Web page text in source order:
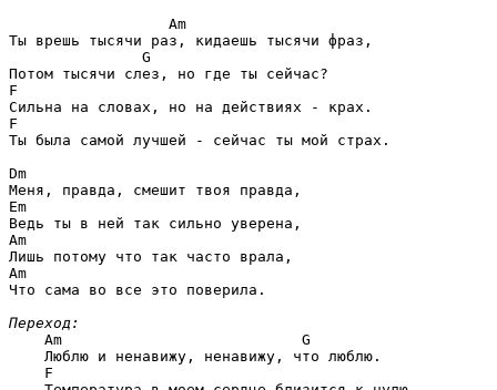
Am
Ты врешь тысячи раз, кидаешь тысячи фраз,
G
F
F
Ты была самой лучшей - сейчас ты мой страх.
Dm
Em
Am
Am
Что сама во все это поверила.
Переход:
Am                           G
    Люблю и ненавижу, ненавижу, что люблю.
F